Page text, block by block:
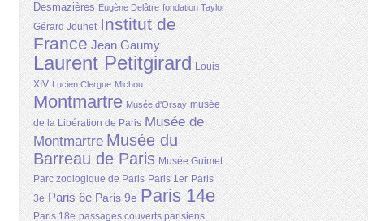
Desmazières Eugène Delâtre fondation Taylor
Gérard Jouhet Institut de
France Jean Gaumy
Laurent Petitgirard Louis
XIV Lucien Clergue Michou
Montmartre Musée d'Orsay musée
de la Libération de Paris Musée de
Montmartre Musée du
Barreau de Paris Musée Guimet
Parc zoologique de Paris Paris 1er Paris
3e Paris 6e Paris 9e Paris 14e
Paris 18e passages couverts parisiens